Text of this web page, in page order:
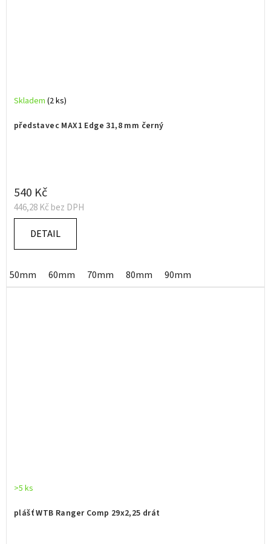
představec MAX1 Edge 31,8 mm černý
Skladem (2 ks)
446,28 Kč bez DPH
540 Kč
DETAIL
50mm 60mm 70mm 80mm 90mm
plášť WTB Ranger Comp 29x2,25 drát
>5 ks